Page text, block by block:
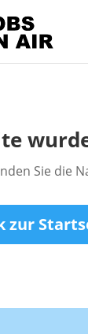
Sie die
zur